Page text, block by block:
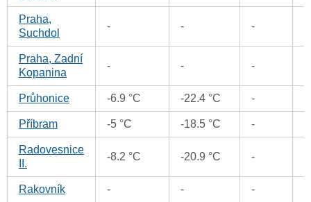
Praha,
Suchdol
- - -
Praha, Zadní
Kopanina
- - -
Průhonice -6.9 °C -22.4 °C -
Příbram -5 °C -18.5 °C -
Radovesnice
II.
-8.2 °C -20.9 °C -
Rakovník - - -